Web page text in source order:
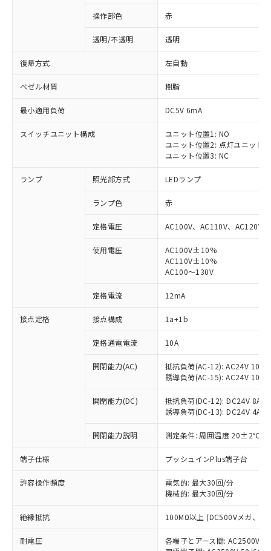
操作部色 赤
透明/不透明 透明
復帰方式 左自動
ベゼル材質 樹脂
最小適用負荷 DC5V 6mA
スイッチユニット構成
ユニット位置1: NO
ユニット位置2: 点灯ユニット
ユニット位置3: NC
ランプ 照光部方式 LEDランプ
ランプ色 赤
定格電圧 AC100V、AC110V、AC120V
使用電圧
AC100V±10%
AC110V±10%
AC100～130V
定格電流 12mA
接点定格 接点構成 1a+1b
定格通電電流 10A
開閉能力(AC)
抵抗負荷(AC-12): AC24V 10A/
誘導負荷(AC-15): AC24V
開閉能力(DC)
抵抗負荷(DC-12): DC24V 8A/
誘導負荷(DC-13): DC24V 4A/
開閉能力説明 測定条件: 周囲温度 20±2℃、
端子仕様 プッシュインPlus端子台
許容操作頻度
電気的: 最大30回/分
機械的: 最大30回/分
絶縁抵抗 100MΩ以上 (DC500Vメガ、点
耐電圧
各端子とアース間: AC2500V
ご利用条件
以下の条件をお読みいただき、同意のうえ
本サービスは、当社制御機器事業取扱
商品の当社在庫状況および標準価格
(税抜)を提供させていただくもので
当社制御機器事業取扱商品の中には、
本サービスの対象外となる商品もある
ことをご了承ください。
※1 対応状況
対応済み：EU RoHS指令（10物質）の
非含有に対応した製品が提供可能な商品で
対応予定：EU RoHS指令（10物質）の非含
有に対応した製品に切り替える予定のある
対応予定なし：EU RoHS指令（10物質）の
非含有に非対応の商品で、対応品を出す予
調査・確認中：EU RoHS指令（10物質）の
非含有の対応状況を調査中または確認中の
商品です。
非該当品：ライセンス料など無形物で、有
害物質有無と関係のない商品です。
仕入先様の事情により、非含有部品として
いたものが、含有品と判明した場合などや
「○」：最大均質材料含有率が中国RoHSの
「×」：最大均質材料含有率が中国RoHSの
基準値を超えていることを示します。
当社は、これら貴社製品のうち、外国